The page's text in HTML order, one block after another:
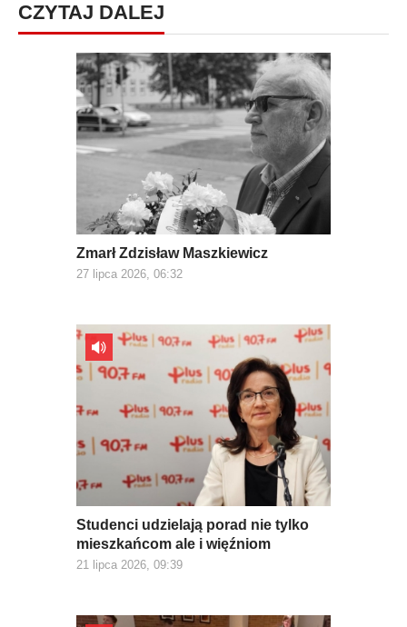
CZYTAJ DALEJ
Zmarł Zdzisław Maszkiewicz
27 lipca 2026, 06:32
Studenci udzielają porad nie tylko
mieszkańcom ale i więźniom
21 lipca 2026, 09:39